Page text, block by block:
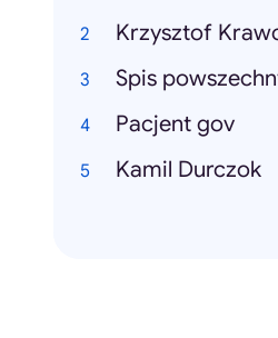
Krzysztof
Spis
Pacjent gov
Kamil Durczok